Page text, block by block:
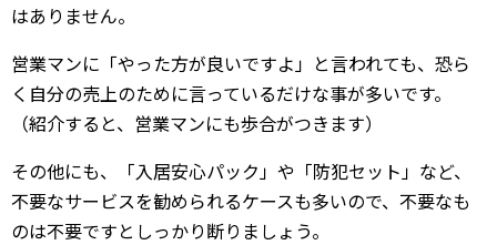
はありません。
営業マンに「やった方が良いですよ」と言われても、恐ら
く自分の売上のために言っているだけな事が多いです。
（紹介すると、営業マンにも歩合がつきます）
その他にも、「入居安心パック」や「防犯セット」など、
不要なサービスを勧められるケースも多いので、不要なも
のは不要ですとしっかり断りましょう。